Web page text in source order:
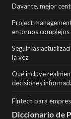
Davante, mejor
Project
entornos complejos
Seguir las
la vez
Qué incluye
decisiones
Fintech para
Diccionario de